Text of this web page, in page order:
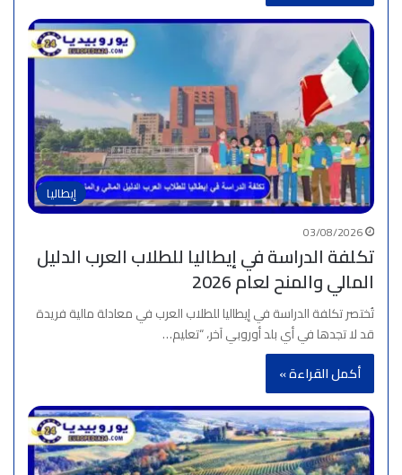
إيطاليا
03/08/2026
تكلفة الدراسة في إيطاليا للطلاب العرب الدليل
المالي والمنح لعام 2026
تُختصر تكلفة الدراسة في إيطاليا للطلاب العرب في معادلة مالية فريدة
قد لا تجدها في أي بلد أوروبي آخر، “تعليم…
أكمل القراءة »